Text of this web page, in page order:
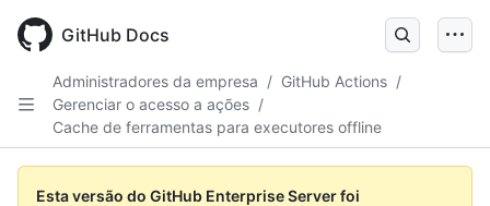
main
GitHub Docs
Administradores da empresa / GitHub Actions /
Gerenciar o acesso a ações /
Cache de ferramentas para executores offline
Esta versão do GitHub Enterprise Server foi